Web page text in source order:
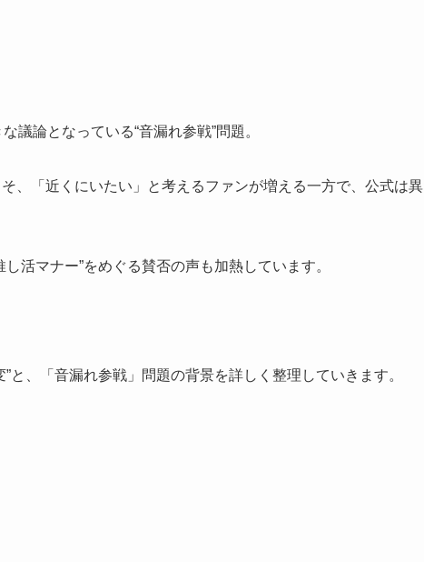
議論となっている“音漏れ参戦”問題。
、「近くにいたい」と考えるファンが増える一方で、公式は異
活マナー”をめぐる賛否の声も加熱しています。
と、「音漏れ参戦」問題の背景を詳しく整理していきます。